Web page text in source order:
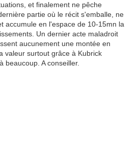
et finalement ne pêche
partie où le récit s'emballe, ne
accumule en l'espace de 10-15mn la
Un dernier acte maladroit
aucunement une montée en
valeur surtout grâce à Kubrick
beaucoup. A conseiller.